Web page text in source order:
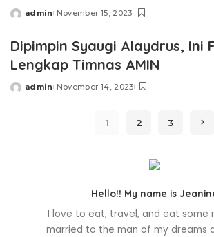
Posted
admin November 15, 2023
Dipimpin Syaugi Alaydrus, Ini
Lengkap Timnas AMIN
Posted
admin November 14, 2023
1 2 3
Hello!! My name is
I love to eat, travel, and eat some
married to the man of my dreams